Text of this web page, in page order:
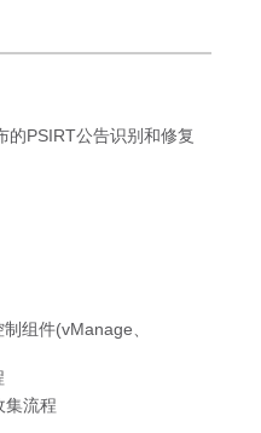
的PSIRT公告识别和修复
组件(vManage、
集流程